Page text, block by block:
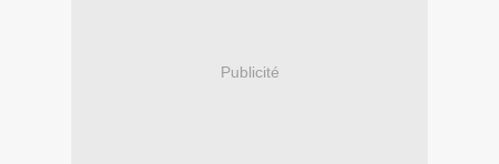
Publicité